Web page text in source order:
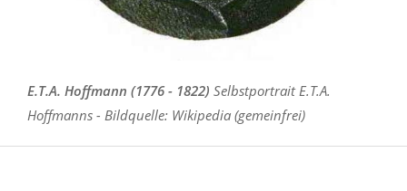
E.T.A. Hoffmann (1776 - 1822) Selbstportrait E.T.A.
Hoffmanns - Bildquelle: Wikipedia (gemeinfrei)